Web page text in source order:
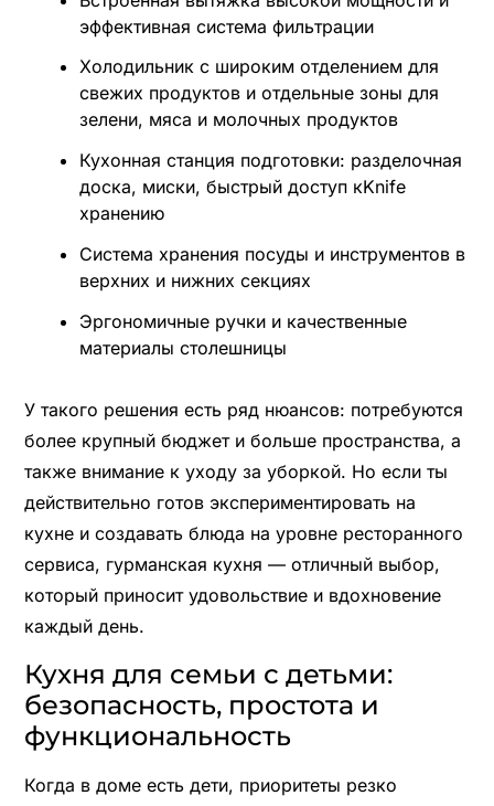
эффективная система фильтрации
Холодильник с широким отделением для
свежих продуктов и отдельные зоны для
зелени, мяса и молочных продуктов
Кухонная станция подготовки: разделочная
доска, миски, быстрый доступ кKnife
хранению
Система хранения посуды и инструментов в
верхних и нижних секциях
Эргономичные ручки и качественные
материалы столешницы
У такого решения есть ряд нюансов: потребуются
более крупный бюджет и больше пространства, а
также внимание к уходу за уборкой. Но если ты
действительно готов экспериментировать на
кухне и создавать блюда на уровне ресторанного
сервиса, гурманская кухня — отличный выбор,
который приносит удовольствие и вдохновение
каждый день.
Кухня для семьи с детьми:
безопасность, простота и
функциональность
Когда в доме есть дети, приоритеты резко